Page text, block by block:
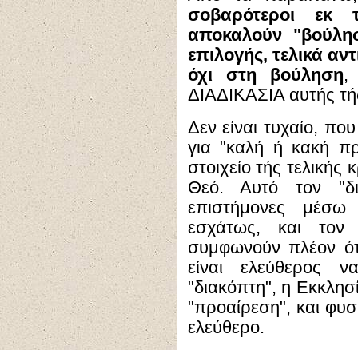
σοβαρότεροι εκ
αποκαλούν
επιλογής, τελικά
όχι στη βούληση,
ΔΙΑΔΙΚΑΣΙΑ αυτής
Δεν είναι τυχαίο,
για "καλή ή κακή
στοιχείο τής
Θεό. Αυτό τον
επιστήμονες μέσω
εσχάτως, και τον
συμφωνούν πλέον
είναι ελεύθερος
"διακόπτη", η
"προαίρεση", και
ελεύθερο.